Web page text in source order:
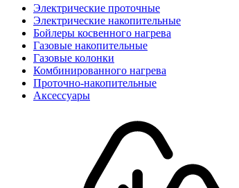
Электрические проточные
Электрические накопительные
Бойлеры косвенного нагрева
Газовые накопительные
Газовые колонки
Комбинированного нагрева
Проточно-накопительные
Аксессуары